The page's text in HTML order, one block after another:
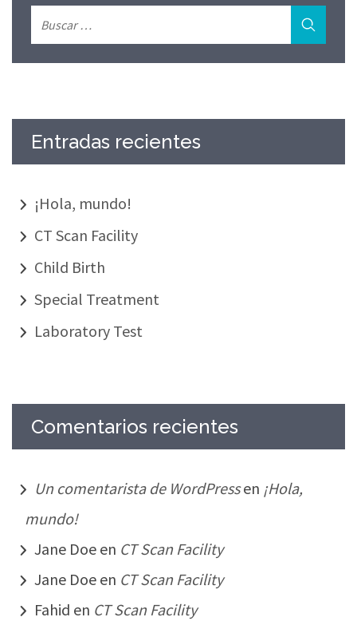
Entradas recientes
¡Hola, mundo!
CT Scan Facility
Child Birth
Special Treatment
Laboratory Test
Comentarios recientes
Un comentarista de WordPressen ¡Hola,
mundo!
Jane Doe en CT Scan Facility
Jane Doe en CT Scan Facility
Fahid en CT Scan Facility